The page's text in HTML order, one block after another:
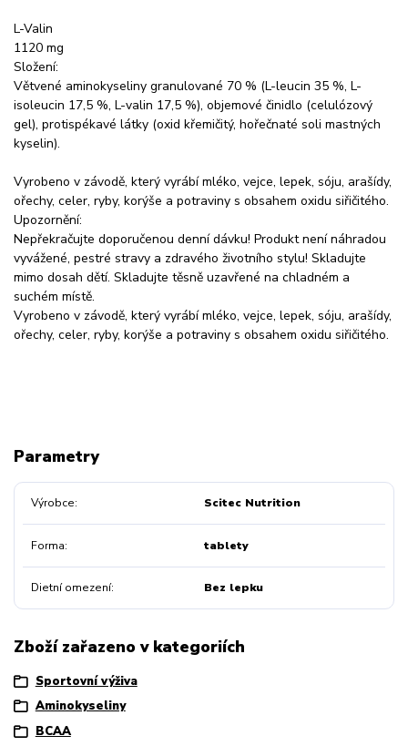
L-Valin
1120 mg
Složení:
Větvené aminokyseliny granulované 70 % (L-leucin 35 %, L-
isoleucin 17,5 %, L-valin 17,5 %), objemové činidlo (celulózový
gel), protispékavé látky (oxid křemičitý, hořečnaté soli mastných
kyselin).
Vyrobeno v závodě, který vyrábí mléko, vejce, lepek, sóju, arašídy,
ořechy, celer, ryby, korýše a potraviny s obsahem oxidu siřičitého.
Upozornění:
Nepřekračujte doporučenou denní dávku! Produkt není náhradou
vyvážené, pestré stravy a zdravého životního stylu! Skladujte
mimo dosah dětí. Skladujte těsně uzavřené na chladném a
suchém místě.
Vyrobeno v závodě, který vyrábí mléko, vejce, lepek, sóju, arašídy,
ořechy, celer, ryby, korýše a potraviny s obsahem oxidu siřičitého.
Parametry
Výrobce Scitec Nutrition
Forma tablety
Dietní omezení Bez lepku
Zboží zařazeno v kategoriích
Sportovní výživa
Aminokyseliny
BCAA